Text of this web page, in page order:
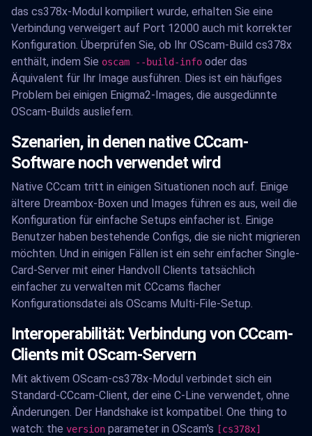
das cs378x-Modul kompiliert wurde, erhalten Sie eine
Verbindung verweigert auf Port 12000 auch mit korrekter
Konfiguration. Überprüfen Sie, ob Ihr OScam-Build cs378x
enthält, indem Sie oscam --build-info oder das
Äquivalent für Ihr Image ausführen. Dies ist ein häufiges
Problem bei einigen Enigma2-Images, die ausgedünnte
OScam-Builds ausliefern.
Szenarien, in denen native CCcam-
Software noch verwendet wird
Native CCcam tritt in einigen Situationen noch auf. Einige
ältere Dreambox-Boxen und Images führen es aus, weil die
Konfiguration für einfache Setups einfacher ist. Einige
Benutzer haben bestehende Configs, die sie nicht migrieren
möchten. Und in einigen Fällen ist ein sehr einfacher Single-
Card-Server mit einer Handvoll Clients tatsächlich
einfacher zu verwalten mit CCcams flacher
Konfigurationsdatei als OScams Multi-File-Setup.
Interoperabilität: Verbindung von CCcam-
Clients mit OScam-Servern
Mit aktivem OScam-cs378x-Modul verbindet sich ein
Standard-CCcam-Client, der eine C-Line verwendet, ohne
Änderungen. Der Handshake ist kompatibel. One thing to
watch: the version parameter in OScam's [cs378x]